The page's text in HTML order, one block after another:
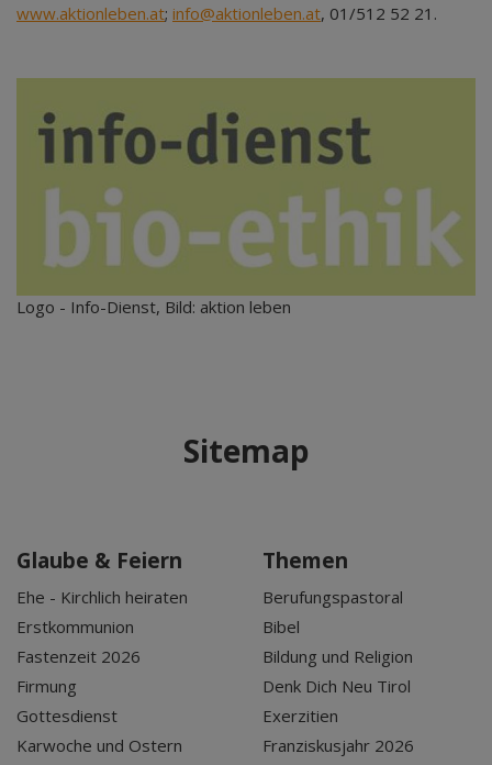
www.aktionleben.at; info@aktionleben.at, 01/512 52 21.
Logo - Info-Dienst, Bild: aktion leben
Sitemap
Glaube & Feiern
Ehe - Kirchlich heiraten
Erstkommunion
Fastenzeit 2026
Firmung
Gottesdienst
Karwoche und Ostern
Themen
Berufungspastoral
Bibel
Bildung und Religion
Denk Dich Neu Tirol
Exerzitien
Franziskusjahr 2026